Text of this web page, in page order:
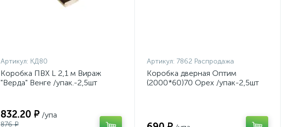
Артикул: КД80
Коробка ПВХ L 2,1 м Вираж
"Верда" Венге /упак.-2,5шт
832.20 ₽ /упа
876 ₽
Артикул: 7862 Распродажа
Коробка дверная Оптим
(2000*60)70 Орех /упак-2,5шт